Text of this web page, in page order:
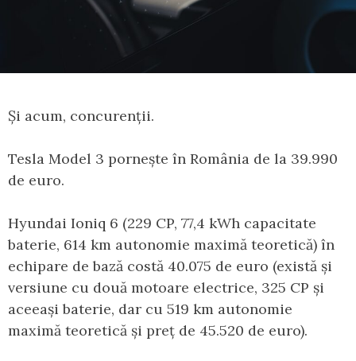
Și acum, concurenții.
Tesla Model 3 pornește în România de la 39.990
de euro.
Hyundai Ioniq 6 (229 CP, 77,4 kWh capacitate
baterie, 614 km autonomie maximă teoretică) în
echipare de bază costă 40.075 de euro (există și
versiune cu două motoare electrice, 325 CP și
aceeași baterie, dar cu 519 km autonomie
maximă teoretică și preț de 45.520 de euro).